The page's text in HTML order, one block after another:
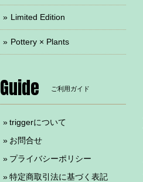
Limited Edition
Pottery × Plants
Guide ご利用ガイド
triggerについて
お問合せ
プライバシーポリシー
特定商取引法に基づく表記